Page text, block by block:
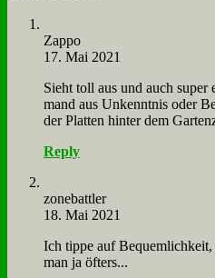
Zap­po
17. Mai 2021
Sieht toll aus und auch
mand aus Un­kennt­nis oder
der Plat­ten hin­ter dem
Reply
zone­batt­ler
18. Mai 2021
Ich tip­pe auf
man ja öf­ters...